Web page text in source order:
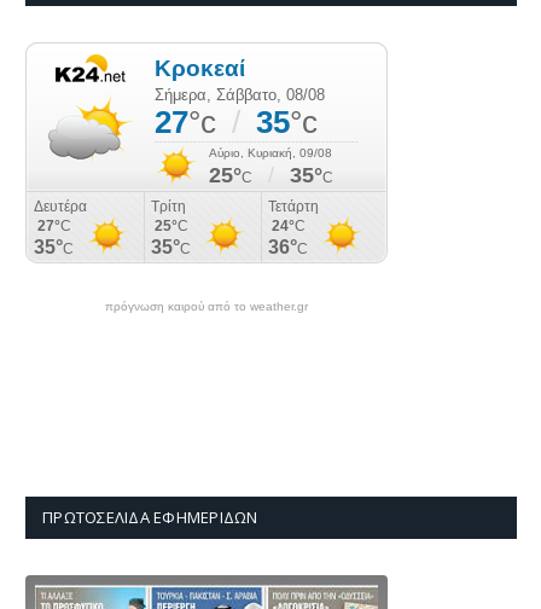
πρόγνωση καιρού από το weather.gr
ΠΡΩΤΟΣΈΛΙΔΑ ΕΦΗΜΕΡΊΔΩΝ